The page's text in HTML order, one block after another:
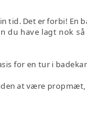
tid. Det er forbi! En
du have lagt nok
for en tur i
at være